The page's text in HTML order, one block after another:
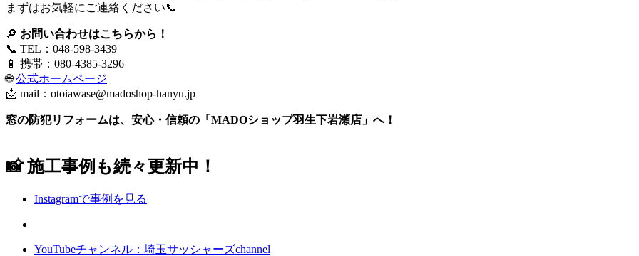
まずはお気軽にご連絡ください📞
🔎 お問い合わせはこちらから！
📞 TEL：048-598-3439
📱 携帯：080-4385-3296
🌐 公式ホームページ
📩 mail： otoiawase@madoshop-hanyu.jp
窓の防犯リフォームは、安心・信頼の「MADOショップ羽生下岩瀬店」へ！
📸 施工事例も続々更新中！
Instagramで事例を見る
YouTubeチャンネル：埼玉サッシャーズchannel